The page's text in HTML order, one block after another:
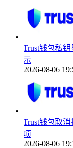
Trust钱包私
示
2026-08-06
Trust钱包取
项
2026-08-06